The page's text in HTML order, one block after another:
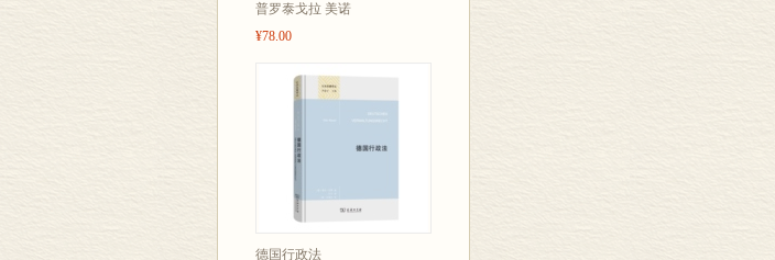
普罗泰戈拉 美诺
¥78.00
德国行政法